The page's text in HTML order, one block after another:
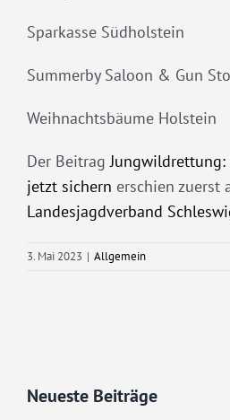
Sparkasse Südholstein
Summerby Saloon & Gun
Weihnachtsbäume Holstein
Der BeitragJungwildrettung:
jetzt sichern erschien zuerst
Landesjagdverband
3. Mai 2023 | Allgemein
Neueste Beiträge